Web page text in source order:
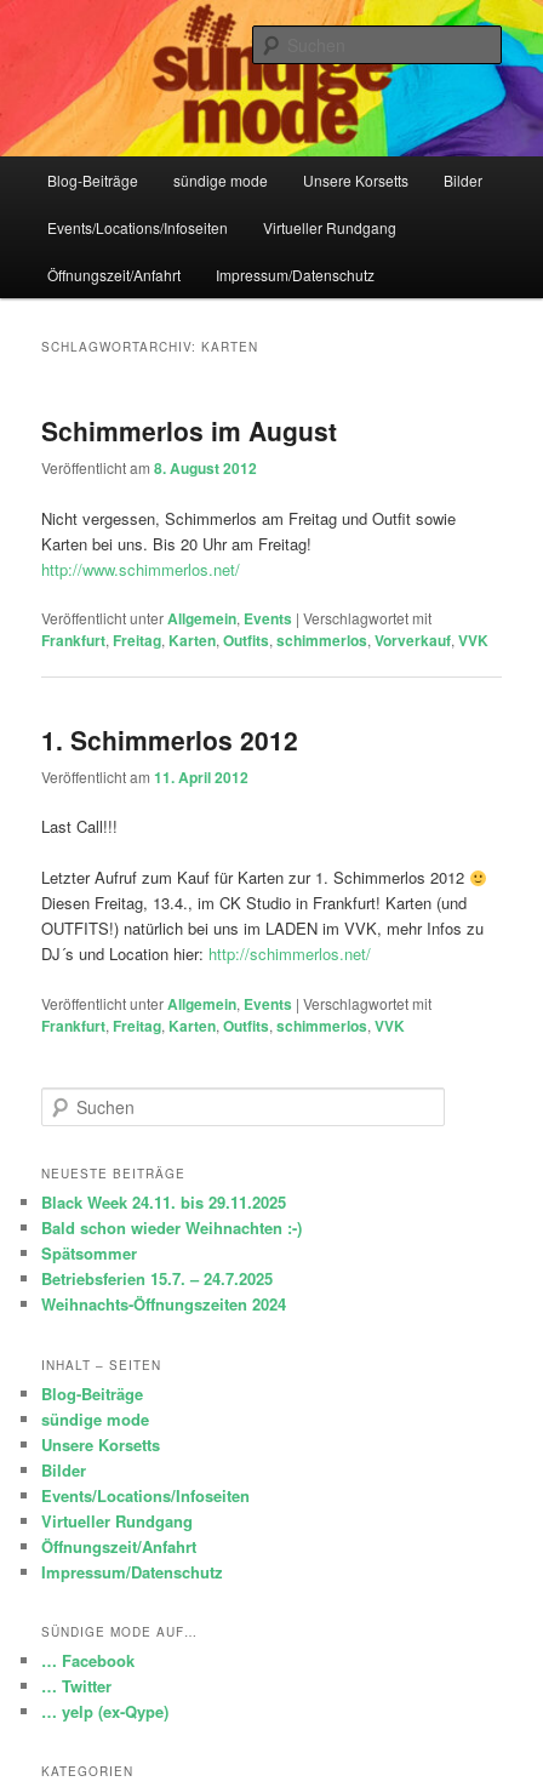
Sündige Mode Frankfurt
IHR Laden für Korsetts, Lifestyle-Mode, Club- und Dark-Wear seit 2004
Blog-Beiträge sündige mode Unsere Korsetts Bilder
Events/Locations/Infoseiten Virtueller Rundgang
Öffnungszeit/Anfahrt Impressum/Datenschutz
SCHLAGWORTARCHIV:KARTEN
Schimmerlos im August
Veröffentlicht am8. August 2012
Nicht vergessen, Schimmerlos am Freitag und Outfit sowie
Karten bei uns. Bis 20 Uhr am Freitag!
http://www.schimmerlos.net/
Veröffentlicht unterAllgemein, Events |Verschlagwortet mit
Frankfurt, Freitag, Karten,Outfits,schimmerlos,Vorverkauf,VVK
1. Schimmerlos 2012
Veröffentlicht am11. April 2012
Last Call!!!
Letzter Aufruf zum Kauf für Karten zur 1. Schimmerlos 2012
Diesen Freitag, 13.4., im CK Studio in Frankfurt! Karten (und
OUTFITS!) natürlich bei uns im LADEN im VVK, mehr Infos zu
DJ´s und Location hier: http://schimmerlos.net/
Veröffentlicht unterAllgemein, Events |Verschlagwortet mit
Frankfurt, Freitag, Karten,Outfits,schimmerlos,VVK
u
h
n
NEUESTE BEITRÄGE
Black Week 24.11. bis 29.11.2025
Bald schon wieder Weihnachten :-)
Spätsommer
Betriebsferien 15.7. – 24.7.2025
Weihnachts-Öffnungszeiten 2024
INHALT – SEITEN
Blog-Beiträge
sündige mode
Unsere Korsetts
Bilder
Events/Locations/Infoseiten
Virtueller Rundgang
Öffnungszeit/Anfahrt
Impressum/Datenschutz
SÜNDIGE MODE AUF…
… Facebook
… Twitter
… yelp (ex-Qype)
KATEGORIEN